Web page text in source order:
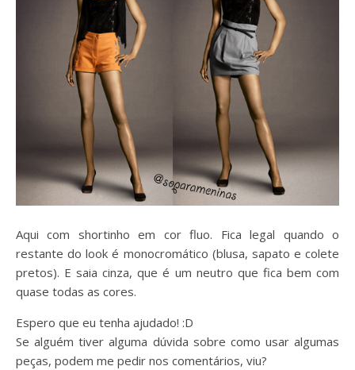
Aqui com shortinho em cor fluo. Fica legal quando o
restante do look é monocromático (blusa, sapato e colete
pretos). E saia cinza, que é um neutro que fica bem com
quase todas as cores.
Espero que eu tenha ajudado! :D
Se alguém tiver alguma dúvida sobre como usar algumas
peças, podem me pedir nos comentários, viu?